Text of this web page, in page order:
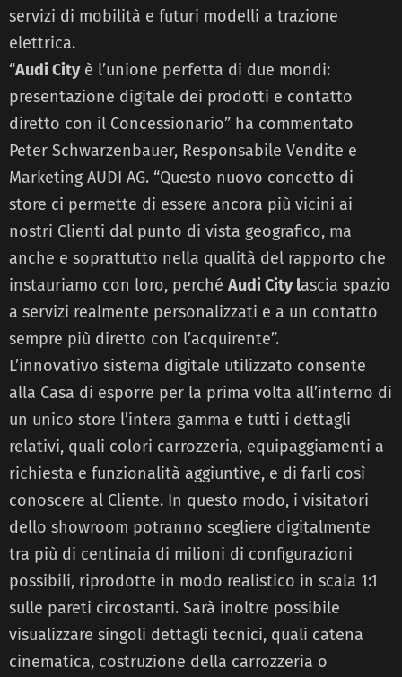
servizi di mobilità e futuri modelli a trazione
elettrica.
“Audi Cityè l’unione perfetta di due mondi:
presentazione digitale dei prodotti e contatto
diretto con il Concessionario” ha commentato
Peter Schwarzenbauer, Responsabile Vendite e
Marketing AUDI AG. “Questo nuovo concetto di
store ci permette di essere ancora più vicini ai
nostri Clienti dal punto di vista geografico, ma
anche e soprattutto nella qualità del rapporto che
instauriamo con loro, perché Audi City lascia spazio
a servizi realmente personalizzati e a un contatto
sempre più diretto con l’acquirente”.
L’innovativo sistema digitale utilizzato consente
alla Casa di esporre per la prima volta all’interno di
un unico store l’intera gamma e tutti i dettagli
relativi, quali colori carrozzeria, equipaggiamenti a
richiesta e funzionalità aggiuntive, e di farli così
conoscere al Cliente. In questo modo, i visitatori
dello showroom potranno scegliere digitalmente
tra più di centinaia di milioni di configurazioni
possibili, riprodotte in modo realistico in scala 1:1
sulle pareti circostanti. Sarà inoltre possibile
visualizzare singoli dettagli tecnici, quali catena
cinematica, costruzione della carrozzeria o